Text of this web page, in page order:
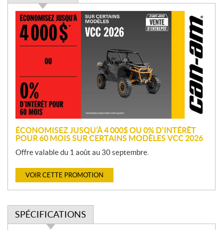
P
o
m
o
n
ÉCONOMISEZ JUSQU’À 4 000$ OU 0% D’INTÉRÊT
POUR 60 MOIS SUR CERTAINS MODÈLES VCC 2026
Offre valable du 1 août au 30 septembre.
VOIR CETTE PROMOTION
SPÉCIFICATIONS